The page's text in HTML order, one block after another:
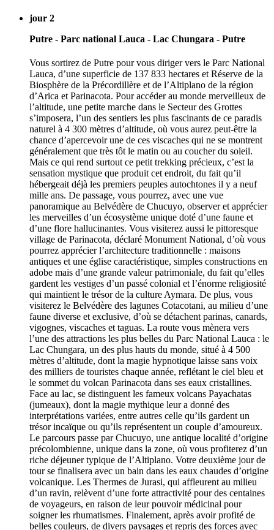
jour 2
Putre - Parc national Lauca - Lac Chungara - Putre
Vous sortirez de Putre pour vous diriger vers le Parc National
Lauca, d’une superficie de 137 833 hectares et Réserve de la
Biosphère de la Précordillère et de l’Altiplano de la région
d’Arica et Parinacota. Pour accéder au monde merveilleux de
l’altitude, une petite marche dans le Secteur des Grottes
s’imposera, l’un des sentiers les plus fascinants de ce paradis
naturel à 4 300 mètres d’altitude, où vous aurez peut-être la
chance d’apercevoir une de ces viscaches qui ne se montrent
généralement que très tôt le matin ou au coucher du soleil.
Mais ce qui rend surtout ce petit trekking précieux, c’est la
sensation mystique que produit cet endroit, du fait qu’il
hébergeait déjà les premiers peuples autochtones il y a neuf
mille ans. De passage, vous pourrez, avec une vue
panoramique au Belvédère de Chucuyo, observer et apprécier
les merveilles d’un écosystème unique doté d’une faune et
d’une flore hallucinantes. Vous visiterez aussi le pittoresque
village de Parinacota, déclaré Monument National, d’où vous
pourrez apprécier l’architecture traditionnelle : maisons
antiques et une église caractéristique, simples constructions en
adobe mais d’une grande valeur patrimoniale, du fait qu’elles
gardent les vestiges d’un passé colonial et l’énorme religiosité
qui maintient le trésor de la culture Aymara. De plus, vous
visiterez le Belvédère des lagunes Cotacotani, au milieu d’une
faune diverse et exclusive, d’où se détachent parinas, canards,
vigognes, viscaches et taguas. La route vous mènera vers
l’une des attractions les plus belles du Parc National Lauca : le
Lac Chungara, un des plus hauts du monde, situé à 4 500
mètres d’altitude, dont la magie hypnotique laisse sans voix
des milliers de touristes chaque année, reflétant le ciel bleu et
le sommet du volcan Parinacota dans ses eaux cristallines.
Face au lac, se distinguent les fameux volcans Payachatas
(jumeaux), dont la magie mythique leur a donné des
interprétations variées, entre autres celle qu’ils gardent un
trésor incaïque ou qu’ils représentent un couple d’amoureux.
Le parcours passe par Chucuyo, une antique localité d’origine
précolombienne, unique dans la zone, où vous profiterez d’un
riche déjeuner typique de l’Altiplano. Votre deuxième jour de
tour se finalisera avec un bain dans les eaux chaudes d’origine
volcanique. Les Thermes de Jurasi, qui affleurent au milieu
d’un ravin, relèvent d’une forte attractivité pour des centaines
de voyageurs, en raison de leur pouvoir médicinal pour
soigner les rhumatismes. Finalement, après avoir profité de
belles couleurs, de divers paysages et repris des forces avec